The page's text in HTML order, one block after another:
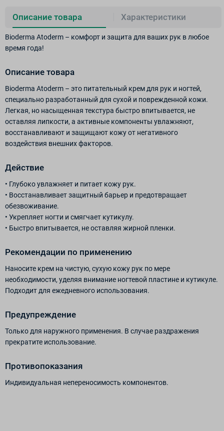
Описание товара Характеристики
Bioderma Atoderm – комфорт и защита для ваших рук в любое
время года!
Описание товара
Bioderma Atoderm – это питательный крем для рук и ногтей,
специально разработанный для сухой и поврежденной кожи.
Легкая, но насыщенная текстура быстро впитывается, не
оставляя липкости, а активные компоненты увлажняют,
восстанавливают и защищают кожу от негативного
воздействия внешних факторов.
Действие
• Глубоко увлажняет и питает кожу рук.
• Восстанавливает защитный барьер и предотвращает
обезвоживание.
• Укрепляет ногти и смягчает кутикулу.
• Быстро впитывается, не оставляя жирной пленки.
Рекомендации по применению
Наносите крем на чистую, сухую кожу рук по мере
необходимости, уделяя внимание ногтевой пластине и кутикуле.
Подходит для ежедневного использования.
Предупреждение
Только для наружного применения. В случае раздражения
прекратите использование.
Противопоказания
Индивидуальная непереносимость компонентов.